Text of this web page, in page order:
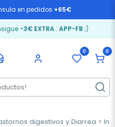
en pedidos +65€
-3€ EXTRA: APP-FB ;)
0 0
digestivos y Diarrea